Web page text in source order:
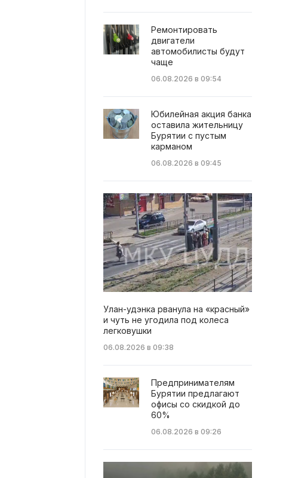
Ремонтировать
двигатели
автомобилисты будут
чаще
06.08.2026 в 09:54
Юбилейная акция банка
оставила жительницу
Бурятии с пустым
карманом
06.08.2026 в 09:45
Улан-удэнка рванула на «красный»
и чуть не угодила под колеса
легковушки
06.08.2026 в 09:38
Предпринимателям
Бурятии предлагают
офисы со скидкой до
60%
06.08.2026 в 09:26